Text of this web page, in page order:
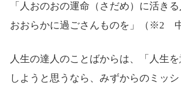
「人おのおの運命（さだめ）に活き
おおらかに過ごさんものを」（※2 中
人生の達人のことばからは、「人生
しようと思うなら、みずからのミッ